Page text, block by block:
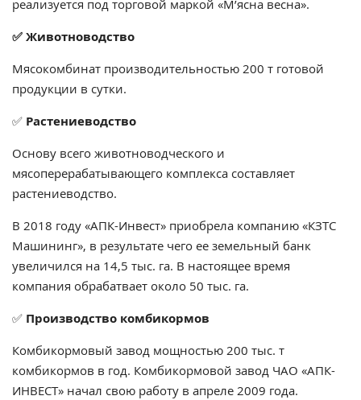
реализуется под торговой маркой «М’ясна весна».
✅ Животноводство
Мясокомбинат производительностью 200 т готовой
продукции в сутки.
✅ Растениеводство
Основу всего животноводческого и
мясоперерабатывающего комплекса составляет
растениеводство.
В 2018 году «АПК-Инвест» приобрела компанию «КЗТС
Машининг», в результате чего ее земельный банк
увеличился на 14,5 тыс. га. В настоящее время
компания обрабатвает около 50 тыс. га.
✅ Производство комбикормов
Комбикормовый завод мощностью 200 тыс. т
комбикормов в год. Комбикормовой завод ЧАО «АПК-
ИНВЕСТ» начал свою работу в апреле 2009 года.